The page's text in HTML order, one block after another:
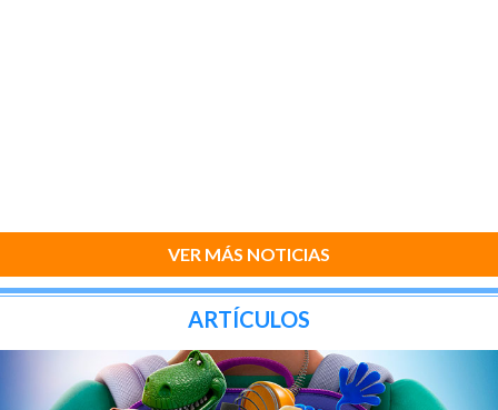
VER MÁS NOTICIAS
ARTÍCULOS